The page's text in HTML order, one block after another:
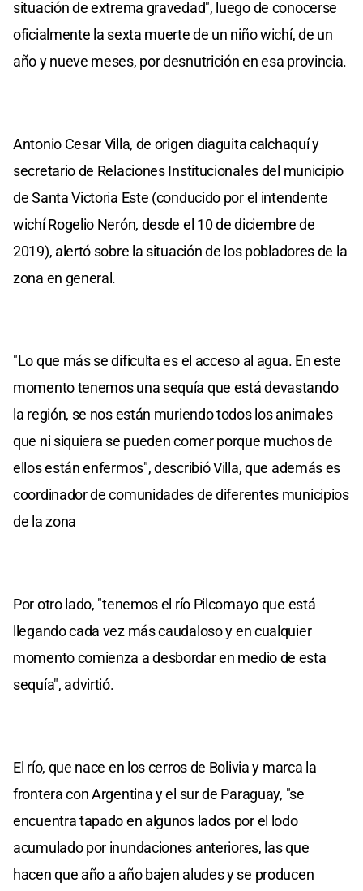
situación de extrema gravedad", luego de conocerse
oficialmente la sexta muerte de un niño wichí, de un
año y nueve meses, por desnutrición en esa provincia.
Antonio Cesar Villa, de origen diaguita calchaquí y
secretario de Relaciones Institucionales del municipio
de Santa Victoria Este (conducido por el intendente
wichí Rogelio Nerón, desde el 10 de diciembre de
2019), alertó sobre la situación de los pobladores de la
zona en general.
"Lo que más se dificulta es el acceso al agua. En este
momento tenemos una sequía que está devastando
la región, se nos están muriendo todos los animales
que ni siquiera se pueden comer porque muchos de
ellos están enfermos", describió Villa, que además es
coordinador de comunidades de diferentes municipios
de la zona
Por otro lado, "tenemos el río Pilcomayo que está
llegando cada vez más caudaloso y en cualquier
momento comienza a desbordar en medio de esta
sequía", advirtió.
El río, que nace en los cerros de Bolivia y marca la
frontera con Argentina y el sur de Paraguay, "se
encuentra tapado en algunos lados por el lodo
acumulado por inundaciones anteriores, las que
hacen que año a año bajen aludes y se producen